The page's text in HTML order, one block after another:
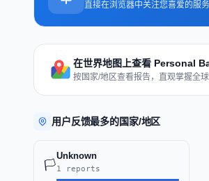
直接在浏览器中关注您喜爱的服
在世界地图上查看 Personal
按国家/地区查看报告，直观掌握全
用户反馈最多的国家/地区
🏳️
Unknown
1 reports